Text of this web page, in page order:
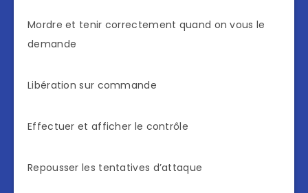
Mordre et tenir correctement quand on vous le
demande
Libération sur commande
Effectuer et afficher le contrôle
Repousser les tentatives d’attaque